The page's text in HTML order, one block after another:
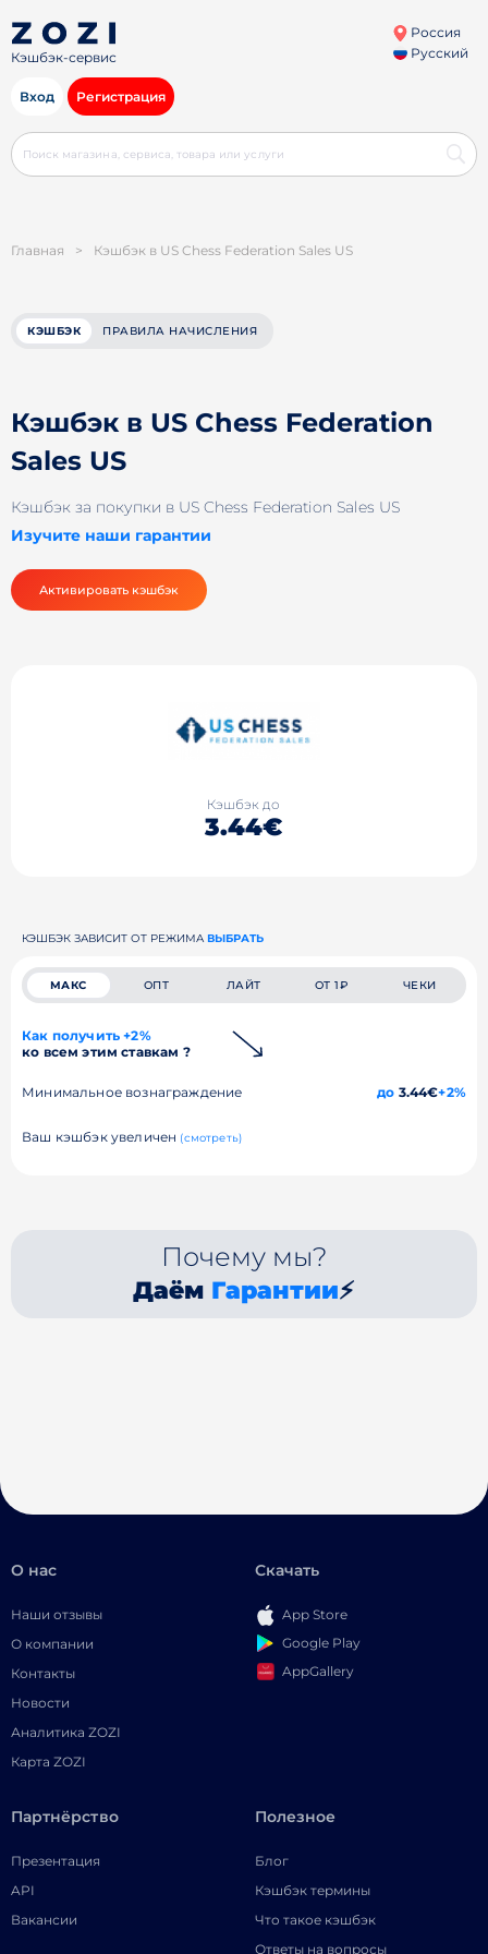
Кэшбэк-сервис
Россия
Русский
Вход Регистрация
Главная > Кэшбэк в US Chess Federation Sales US
КЭШБЭК ПРАВИЛА НАЧИСЛЕНИЯ
Кэшбэк в US Chess Federation
Sales US
Кэшбэк за покупки в US Chess Federation Sales US
Изучите наши гарантии
Активировать кэшбэк
Кэшбэк до
3.44€
КЭШБЭК ЗАВИСИТ ОТ РЕЖИМА ВЫБРАТЬ
МАКС ОПТ ЛАЙТ ОТ 1₽ ЧЕКИ
Как получить +2%
ко всем этим ставкам ?
Минимальное вознаграждение до 3.44€+2%
Ваш кэшбэк увеличен (смотреть)
Почему мы?
Даём Гарантии⚡
О нас
Наши отзывы
О компании
Контакты
Новости
Аналитика ZOZI
Карта ZOZI
Скачать
App Store
Google Play
AppGallery
Партнёрство
Презентация
API
Вакансии
Полезное
Блог
Кэшбэк термины
Что такое кэшбэк
Ответы на вопросы